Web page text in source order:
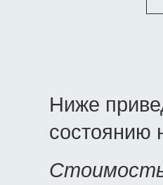
Ниже
состоянию